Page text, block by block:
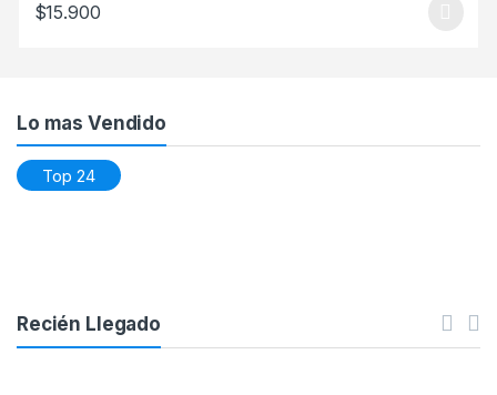
$15.900
Este producto tiene múltiples variantes. Las opciones se
Lo mas Vendido
Top 24
Recién Llegado